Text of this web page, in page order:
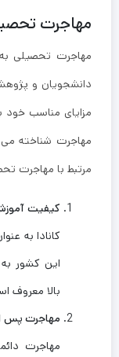
مهاجرت
مهاجرت تحصیلی به
دانشجویان و
مزایای مناسب خود
مهاجرت شناخته می
مرتبط با مهاجرت
کیفیت
کانادا به
این کشور
بالا معروف
مهاجرت پس